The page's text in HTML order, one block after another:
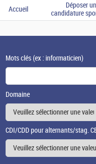
Accueil
Déposer
candidature
Mots clés(ex : informaticien)
Domaine
CDI/CDD pour alternants/stag.